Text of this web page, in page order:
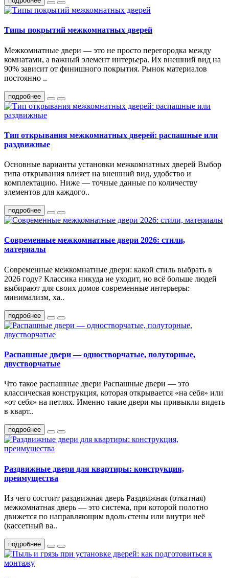
Типы покрытий межкомнатных дверей
Межкомнатные двери — это не просто перегородка между
комнатами, а важный элемент интерьера. Их внешний вид на
90% зависит от финишного покрытия. Рынок материалов
постоянно ..
подробнее
Тип открывания межкомнатных дверей: распашные или
раздвижные
Основные варианты установки межкомнатных дверей Выбор
типа открывания влияет на внешний вид, удобство и
комплектацию. Ниже — точные данные по количеству
элементов для каждого..
подробнее
Современные межкомнатные двери 2026: стили,
материалы
Современные межкомнатные двери: какой стиль выбрать в
2026 году? Классика никуда не уходит, но всё больше людей
выбирают для своих домов современные интерьеры:
минимализм, ха..
подробнее
Распашные двери — одностворчатые, полуторные,
двустворчатые
Что такое распашные двери Распашные двери — это
классическая конструкция, которая открывается «на себя» или
«от себя» на петлях. Именно такие двери мы привыкли видеть
в кварт..
подробнее
Раздвижные двери для квартиры: конструкция,
преимущества
Из чего состоит раздвижная дверь Раздвижная (откатная)
межкомнатная дверь — это система, при которой полотно
движется по направляющим вдоль стены или внутри неё
(кассетный ва..
подробнее